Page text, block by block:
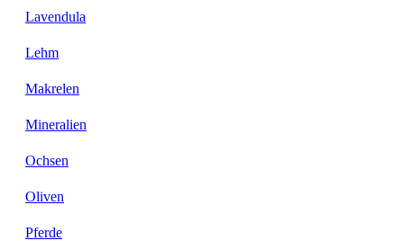
Lavendula
Lehm
Makrelen
Mineralien
Ochsen
Oliven
Pferde